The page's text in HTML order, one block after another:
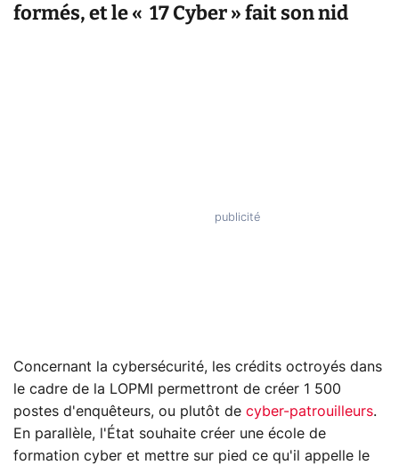
formés, et le « 17 Cyber » fait son nid
Concernant la cybersécurité, les crédits octroyés dans
le cadre de la LOPMI permettront de créer 1 500
postes d'enquêteurs, ou plutôt de cyber-patrouilleurs.
En parallèle, l'État souhaite créer une école de
formation cyber et mettre sur pied ce qu'il appelle le